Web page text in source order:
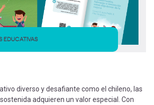
EDUCATIVAS
diverso y desafiante como el chileno, las
adquieren un valor especial. Con